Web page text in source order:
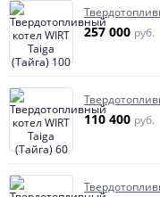
257 000 руб.
110 400 руб.